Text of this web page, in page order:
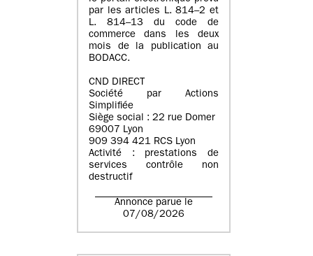
par les articles L. 814–2 et
L. 814–13 du code de
commerce dans les deux
mois de la publication au
BODACC.
CND DIRECT
Société par Actions
Simplifiée
Siège social : 22 rue Domer
69007 Lyon
909 394 421 RCS Lyon
Activité : prestations de
services contrôle non
destructif
Annonce parue le
07/08/2026